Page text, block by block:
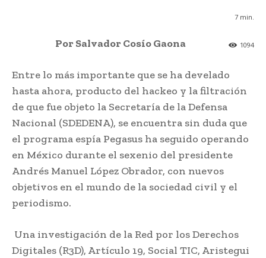
7 min.
1094
Por Salvador Cosío Gaona
Entre lo más importante que se ha develado
hasta ahora, producto del hackeo y la filtración
de que fue objeto la Secretaría de la Defensa
Nacional (SDEDENA), se encuentra sin duda que
el programa espía Pegasus ha seguido operando
en México durante el sexenio del presidente
Andrés Manuel López Obrador, con nuevos
objetivos en el mundo de la sociedad civil y el
periodismo.
Una investigación de la Red por los Derechos
Digitales (R3D), Artículo 19, Social TIC, Aristegui